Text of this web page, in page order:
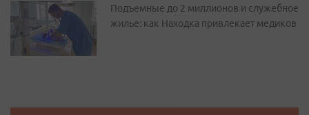
Подъемные до 2 миллионов и служебное
жилье: как Находка привлекает медиков